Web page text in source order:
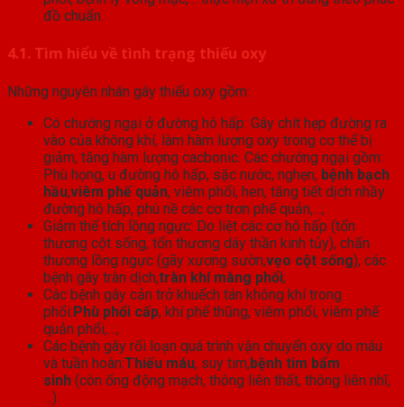
đồ chuẩn.
4.1. Tìm hiểu về tình trạng thiếu oxy
Những nguyên nhân gây thiếu oxy gồm:
Có chướng ngại ở đường hô hấp: Gây chít hẹp đường ra
vào của không khí, làm hàm lượng oxy trong cơ thể bị
giảm, tăng hàm lượng cacbonic. Các chướng ngại gồm:
Phù họng, u đường hô hấp, sặc nước, nghẹn, bệnh bạch
hầu,viêm phế quản, viêm phổi, hen, tăng tiết dịch nhầy
đường hô hấp, phù nề các cơ trơn phế quản,…;
Giảm thể tích lồng ngực: Do liệt các cơ hô hấp (tổn
thương cột sống, tổn thương dây thần kinh tủy), chấn
thương lồng ngực (gãy xương sườn,vẹo cột sống), các
bệnh gây tràn dịch,tràn khí màng phổi;
Các bệnh gây cản trở khuếch tán không khí trong
phổi:Phù phổi cấp, khí phế thũng, viêm phổi, viêm phế
quản phổi,…;
Các bệnh gây rối loạn quá trình vận chuyển oxy do máu
và tuần hoàn:Thiếu máu, suy tim,bệnh tim bẩm
sinh (còn ống động mạch, thông liên thất, thông liên nhĩ,
…).